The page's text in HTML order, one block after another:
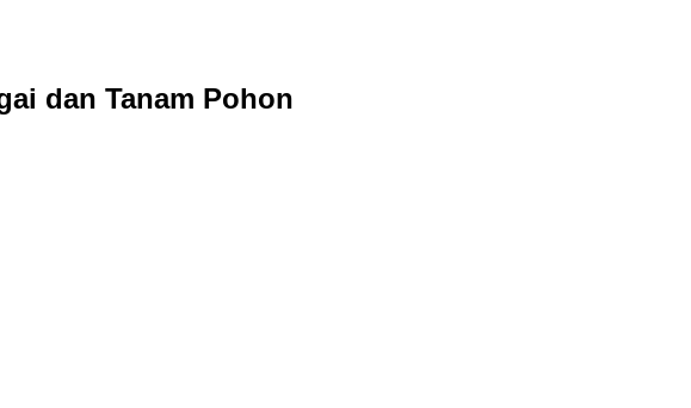
dan Tanam Pohon